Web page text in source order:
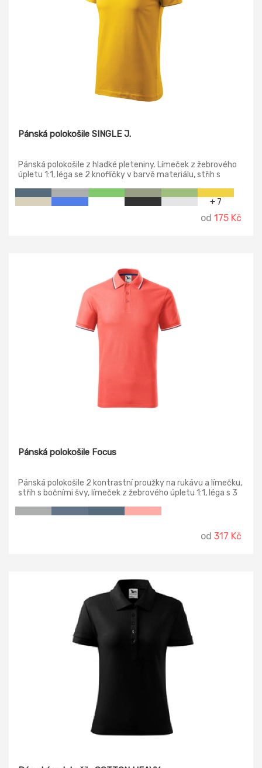
Pánská polokošile SINGLE J.
Pánská polokošile z hladké pleteniny. Límeček z žebrového
úpletu 1:1, léga se 2 knoflíčky v barvě materiálu, střih s
+ 7
od 175 Kč
Pánská polokošile Focus
Pánská polokošile 2 kontrastní proužky na rukávu a límečku,
střih s bočními švy, límeček z žebrového úpletu 1:1, léga s 3
od 317 Kč